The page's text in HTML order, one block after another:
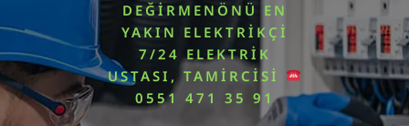
DEĞIRMENÖNÜ EN
YAKIN ELEKTRIKÇI
7/24 ELEKTRIK
USTASI, TAMIRCISI
0551 471 35 91